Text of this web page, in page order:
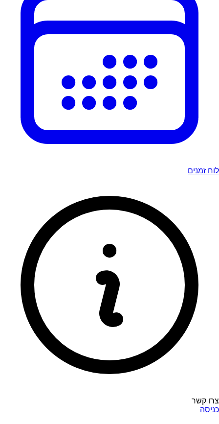
לוח זמנים
צרו קשר
כניסה